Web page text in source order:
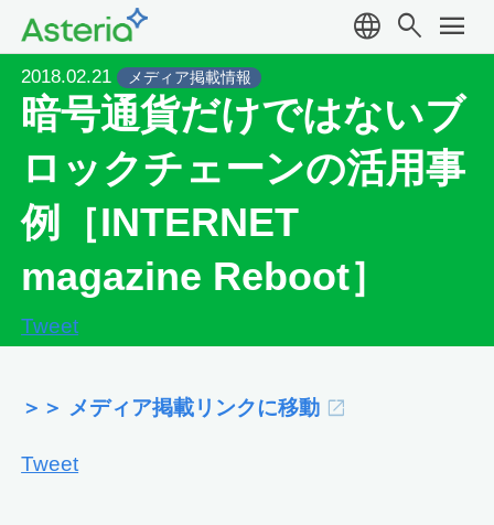
language search menu
2018.02.21 メディア掲載情報
暗号通貨だけではないブ
ロックチェーンの活用事
例［INTERNET
magazine Reboot］
Tweet
＞＞ メディア掲載リンクに移動
Tweet